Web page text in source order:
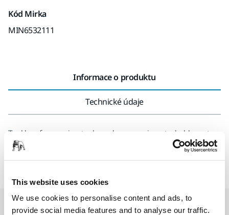
This website uses cookies
We use cookies to personalise content and ads, to
provide social media features and to analyse our traffic.
Kód Mirka
MIN6532111
Informace o produktu
Technické údaje
Tool box for carrying tools and accessories, stackable on top
of the Mirka Case and on top of Mirka Dust Extractors.
Související produkty